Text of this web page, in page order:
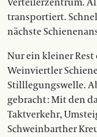
Verteilerzentrum.
transportiert.
nächste
Nur ein kleiner
Weinviertler
Stilllegungswelle.
gebracht : Mit den
Taktverkehr,
Schweinbarther